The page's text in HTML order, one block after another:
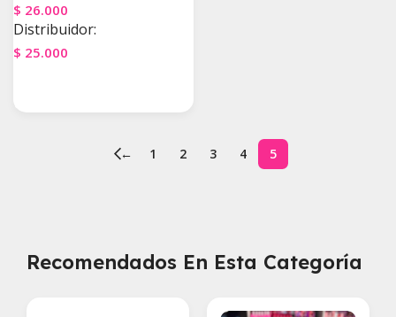
$ 26.000
Distribuidor:
$ 25.000
← 1 2 3 4 5
Recomendados En Esta Categoría